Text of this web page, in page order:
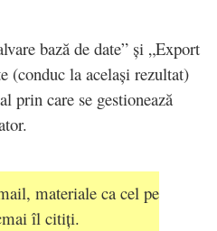
bază de date” și „Export
(conduc la același rezultat)
prin care se gestionează
materiale ca cel pe
îl citiți.